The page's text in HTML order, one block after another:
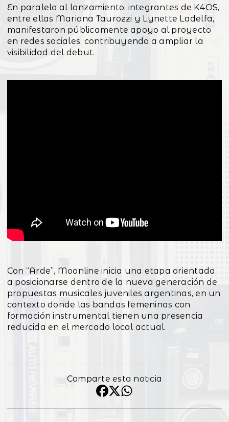
En paralelo al lanzamiento, integrantes de K4OS,
entre ellas Mariana Taurozzi y Lynette Ladelfa,
manifestaron públicamente apoyo al proyecto
en redes sociales, contribuyendo a ampliar la
visibilidad del debut.
Con “Arde”, Moonline inicia una etapa orientada
a posicionarse dentro de la nueva generación de
propuestas musicales juveniles argentinas, en un
contexto donde las bandas femeninas con
formación instrumental tienen una presencia
reducida en el mercado local actual.
Comparte esta noticia